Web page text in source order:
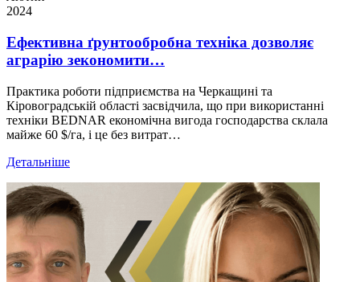
2024
Ефективна ґрунтообробна техніка дозволяє
аграрію зекономити…
Практика роботи підприємства на Черкащині та
Кіровоградській області засвідчила, що при використанні
техніки BEDNAR економічна вигода господарства склала
майже 60 $/га, і це без витрат…
Детальніше